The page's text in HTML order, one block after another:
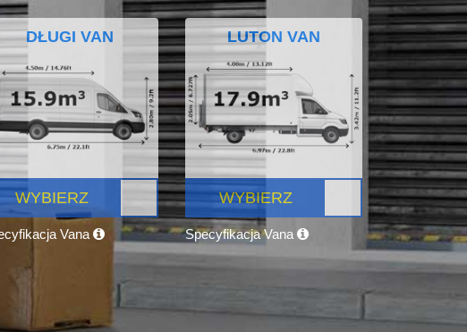
DŁUGI VAN
WYBIERZ
Vana
LUTON VAN
WYBIERZ
Specyfikacja Vana